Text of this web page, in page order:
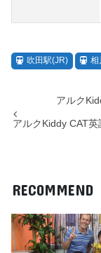
吹田駅(JR) 相
アルク
アルクKiddy CAT
RECOMMEND